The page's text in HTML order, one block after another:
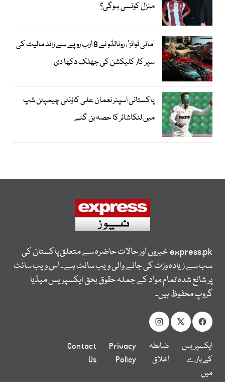
منزل کونسی ہوگی؟
’مائی ٹوائز‘، رونالڈو نے 8 ارب روپے سے زائد مالیت کی
سپر کار کلیکشن کی جھلک دکھا دی
پاکستانی اسپنر نعمان علی کاؤنٹی چیمپئن شپ
میں لنکاشائر کا حصہ بن گئے
express.pkخبروں اور حالات حاضرہ سے متعلق پاکستان کی
سب سے زیادہ وزٹ کی جانے والی ویب سائٹ ہے۔ اس ویب سائٹ
پر شائع شدہ تمام مواد کے جملہ حقوق بحق ایکسپریس میڈیا
گروپ محفوظ ہیں۔
ایکسپریس
کے بارے
میں
ضابطہ
اخلاق
Privacy
Policy
Contact
Us